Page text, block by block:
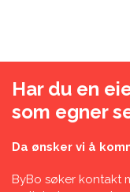
Har du en
som egner
Da ønsker vi å
ByBo søker kontakt